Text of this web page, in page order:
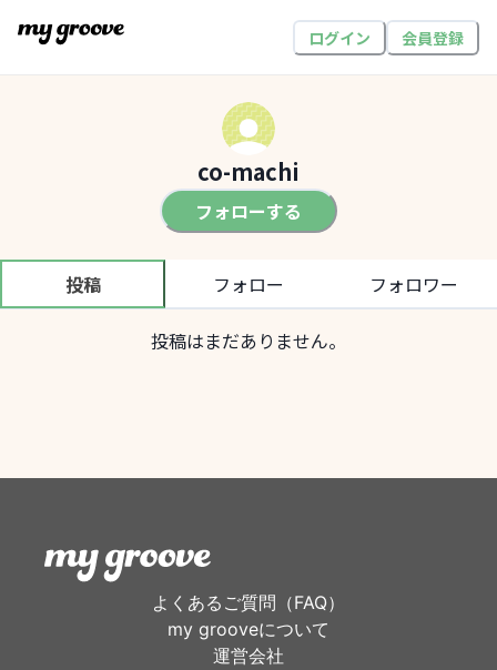
ログイン 会員登録
co-machi
フォローする
投稿 フォロー フォロワー
投稿はまだありません。
よくあるご質問（FAQ）
my grooveについて
運営会社